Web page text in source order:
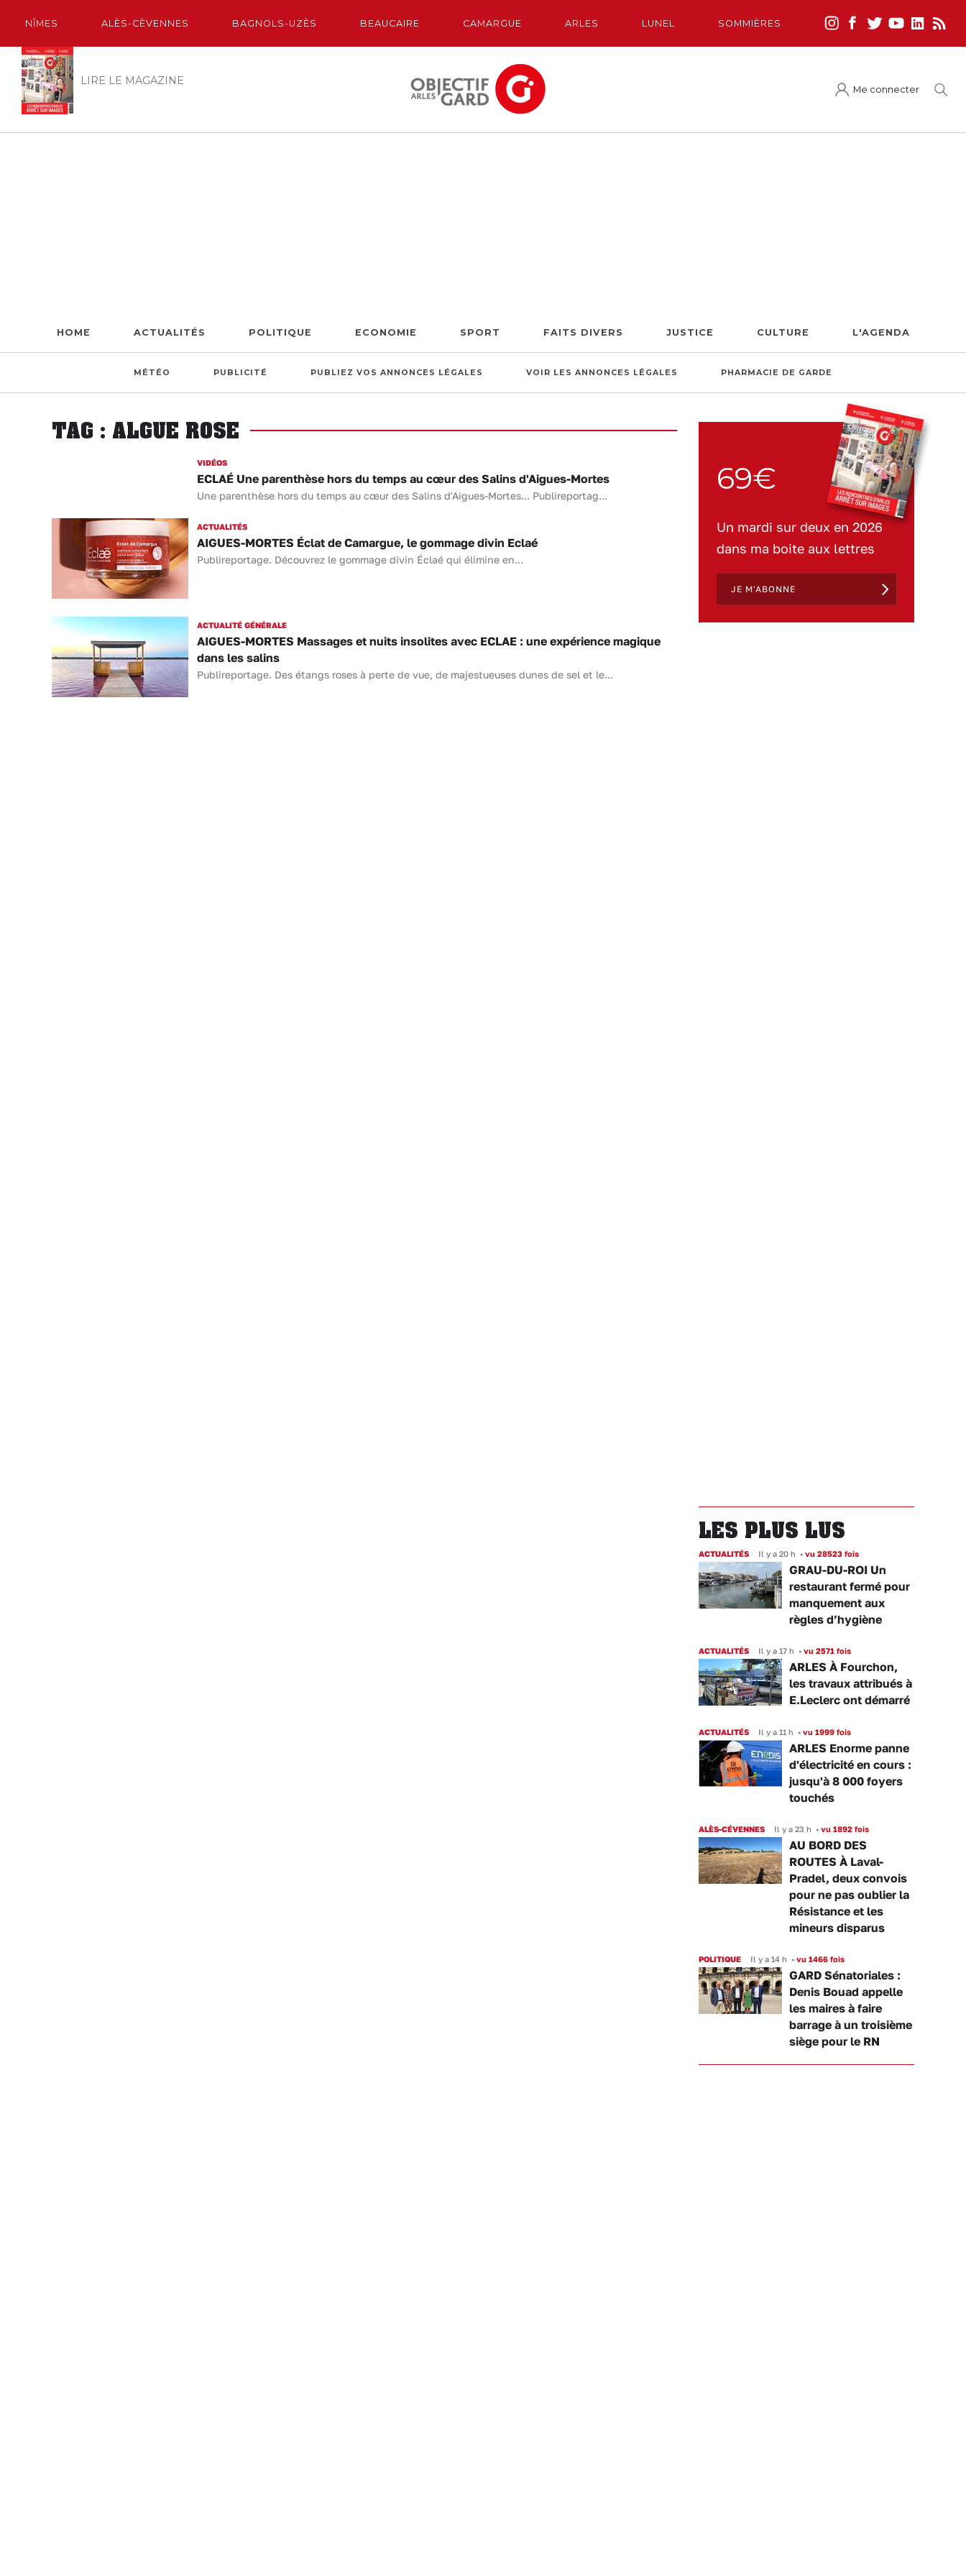
NÎMES ALÈS-CÈVENNES BAGNOLS-UZÈS BEAUCAIRE CAMARGUE ARLES LUNEL SOMMIÈRES
LIRE LE MAGAZINE
Me connecter
HOME ACTUALITÉS POLITIQUE ECONOMIE SPORT FAITS DIVERS JUSTICE CULTURE L'AGENDA
MÉTÉO PUBLICITÉ PUBLIEZ VOS ANNONCES LÉGALES VOIR LES ANNONCES LÉGALES PHARMACIE DE GARDE
TAG : ALGUE ROSE
VIDÉOS
ECLAÉ Une parenthèse hors du temps au cœur des Salins d'Aigues-Mortes
Une parenthèse hors du temps au cœur des Salins d'Aigues-Mortes... Publireportag...
ACTUALITÉS
AIGUES-MORTES Éclat de Camargue, le gommage divin Eclaé
Publireportage. Découvrez le gommage divin Éclaé qui élimine en...
ACTUALITÉ GÉNÉRALE
AIGUES-MORTES Massages et nuits insolites avec ECLAE : une expérience magique
dans les salins
Publireportage. Des étangs roses à perte de vue, de majestueuses dunes de sel et le...
69€
Un mardi sur deux en 2026
dans ma boite aux lettres
JE M'ABONNE
LES PLUS LUS
ACTUALITÉS Il y a 20 h • vu 28523 fois
GRAU-DU-ROI Un
restaurant fermé pour
manquement aux
règles d’hygiène
ACTUALITÉS Il y a 17 h • vu 2571 fois
ARLES À Fourchon,
les travaux attribués à
E.Leclerc ont démarré
ACTUALITÉS Il y a 11 h • vu 1999 fois
ARLES Enorme panne
d'électricité en cours :
jusqu'à 8 000 foyers
touchés
ALÈS-CÉVENNES Il y a 23 h • vu 1892 fois
AU BORD DES
ROUTES À Laval-
Pradel, deux convois
pour ne pas oublier la
Résistance et les
mineurs disparus
POLITIQUE Il y a 14 h • vu 1466 fois
GARD Sénatoriales :
Denis Bouad appelle
les maires à faire
barrage à un troisième
siège pour le RN